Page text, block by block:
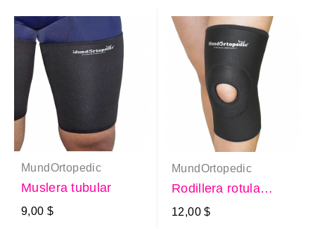
MundOrtopedic
Muslera tubular
9,00 $
MundOrtopedic
Rodillera rotula
abierta
12,00 $